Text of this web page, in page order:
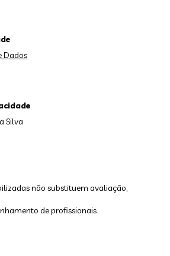
não substituem avaliação,
de profissionais.
Dados
Silva